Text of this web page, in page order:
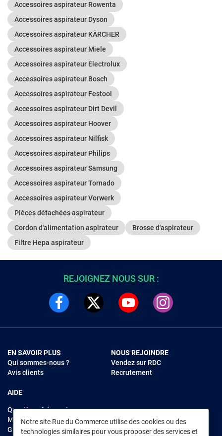
Accessoires aspirateur Rowenta
Accessoires aspirateur Dyson
Accessoires aspirateur KÄRCHER
Accessoires aspirateur Miele
Accessoires aspirateur Electrolux
Accessoires aspirateur Bosch
Accessoires aspirateur Festool
Accessoires aspirateur Dirt Devil
Accessoires aspirateur Hoover
Accessoires aspirateur Nilfisk
Accessoires aspirateur Philips
Accessoires aspirateur Samsung
Accessoires aspirateur Tornado
Accessoires aspirateur Vorwerk
Pièces détachées aspirateur
Cordon d'alimentation aspirateur
Brosse d'aspirateur
Filtre Hepa aspirateur
Notre site Rue du Commerce utilise des cookies ou des
technologies similaires pour vous proposer des services et
REJOIGNEZ NOUS SUR :
EN SAVOIR PLUS
Qui sommes-nous ?
Avis clients
AIDE
Questions fréquentes
Modes de règlements
Garantie et retours
NOUS REJOINDRE
Vendez sur RDC
Recrutement